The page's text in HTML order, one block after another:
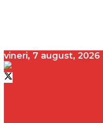
vineri, 7 august, 2026